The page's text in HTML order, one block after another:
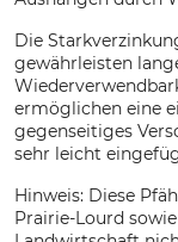
Die
gewährleisten
ermöglichen eine
gegenseitiges
sehr leicht
Hinweis: Diese
Prairie-Lourd